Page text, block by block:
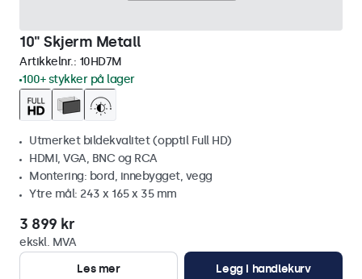
10" Skjerm Metall
Artikkelnr.: 10HD7M
100+ stykker på lager
Utmerket bildekvalitet (opptil Full HD)
HDMI, VGA, BNC og RCA
Montering: bord, innebygget, vegg
Ytre mål: 243 x 165 x 35 mm
3 899 kr
ekskl. MVA
Les mer
Legg i handlekurv